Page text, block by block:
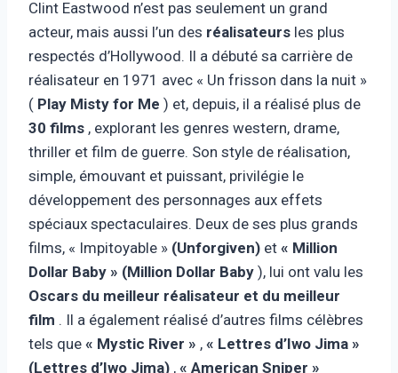
Clint Eastwood n’est pas seulement un grand
acteur, mais aussi l’un des réalisateurs les plus
respectés d’Hollywood. Il a débuté sa carrière de
réalisateur en 1971 avec « Un frisson dans la nuit »
( Play Misty for Me ) et, depuis, il a réalisé plus de
30 films , explorant les genres western, drame,
thriller et film de guerre. Son style de réalisation,
simple, émouvant et puissant, privilégie le
développement des personnages aux effets
spéciaux spectaculaires. Deux de ses plus grands
films, « Impitoyable » (Unforgiven) et « Million
Dollar Baby » (Million Dollar Baby ), lui ont valu les
Oscars du meilleur réalisateur et du meilleur
film . Il a également réalisé d’autres films célèbres
tels que « Mystic River » , « Lettres d’Iwo Jima »
(Lettres d’Iwo Jima) , « American Sniper »